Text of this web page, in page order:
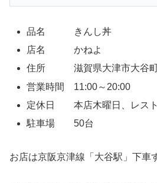
品名 きんし丼
店名 かねよ
住所 滋賀県大津市大谷町
営業時間 11:00～20:00
定休日 本店木曜日、レスト
駐車場 50台
お店は京阪京津線「大谷駅」下車